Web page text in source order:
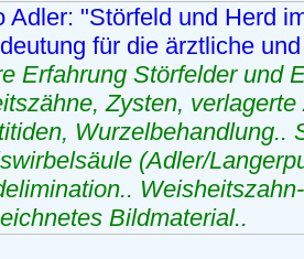
Adler: "Störfeld und Herd
für die ärztliche
Erfahrung Störfelder und
Zysten,
Wurzelbehandlung..
(Adler/
Bildmaterial..